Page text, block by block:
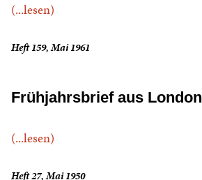
(...lesen)
Heft 159, Mai 1961
Frühjahrsbrief aus London
(...lesen)
Heft 27, Mai 1950